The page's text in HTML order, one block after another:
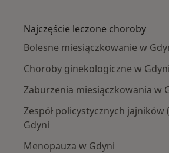
Najczęście leczone choroby
Bolesne miesiączkowanie w
Choroby ginekologiczne w Gdyni
Zaburzenia miesiączkowania w
Zespół policystycznych jajników
Gdyni
Menopauza w Gdyni